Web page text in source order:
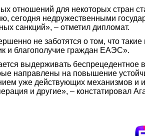
отношений для некоторых стран
сегодня недружественными
санкций», – отметил дипломат.
не заботятся о том, что
и благополучие граждан ЕАЭС».
выдерживать
направлены на повышение
уже действующих механизмов и
и другие», – констатировал